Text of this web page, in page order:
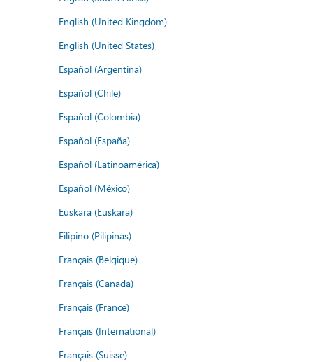
English (United Kingdom)
English (United States)
Español (Argentina)
Español (Chile)
Español (Colombia)
Español (España)
Español (Latinoamérica)
Español (México)
Euskara (Euskara)
Filipino (Pilipinas)
Français (Belgique)
Français (Canada)
Français (France)
Français (International)
Français (Suisse)